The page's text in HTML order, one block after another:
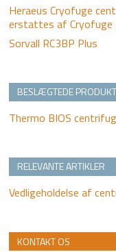
Heraeus Cryofuge
erstattes af Cryofuge
Sorvall RC3BP Plus
BESLÆGTEDE
Thermo BIOS
RELEVANTE ARTIKLER
Vedligeholdelse af
KONTAKT OS